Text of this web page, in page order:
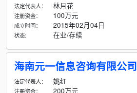
法定代表人： 林月花
注册资金： 100万元
成立时间： 2015年02月04日
状态: 在业/存续
海南元一信息咨询有限公司
法定代表人： 姚红
注册资金： 200万元